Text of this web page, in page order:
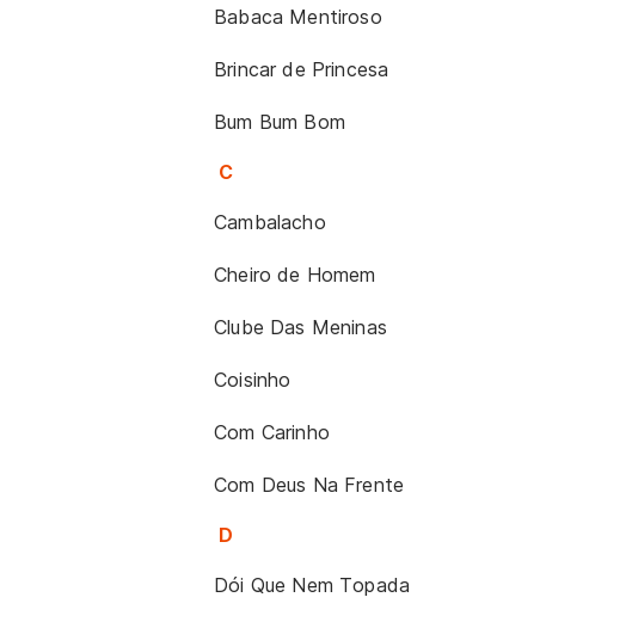
Babaca Mentiroso
Brincar de Princesa
Bum Bum Bom
C
Cambalacho
Cheiro de Homem
Clube Das Meninas
Coisinho
Com Carinho
Com Deus Na Frente
D
Dói Que Nem Topada